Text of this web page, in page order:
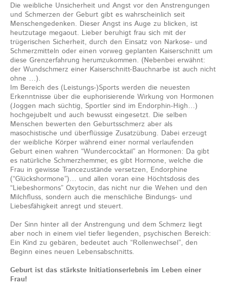
Die weibliche Unsicherheit und Angst vor den Anstrengungen
und Schmerzen der Geburt gibt es wahrscheinlich seit
Menschengedenken. Dieser Angst ins Auge zu blicken, ist
heutzutage megaout. Lieber beruhigt frau sich mit der
trügerischen Sicherheit, durch den Einsatz von Narkose- und
Schmerzmitteln oder einen vorweg geplanten Kaiserschnitt um
diese Grenzerfahrung herumzukommen. (Nebenbei erwähnt:
der Wundschmerz einer Kaiserschnitt-Bauchnarbe ist auch nicht
ohne …).
Im Bereich des (Leistungs-)Sports werden die neuesten
Erkenntnisse über die euphorisierende Wirkung von Hormonen
(Joggen mach süchtig, Sportler sind im Endorphin-High…)
hochgejubelt und auch bewusst eingesetzt. Die selben
Menschen bewerten den Geburtsschmerz aber als
masochistische und überflüssige Zusatzübung. Dabei erzeugt
der weibliche Körper während einer normal verlaufenden
Geburt einen wahren “Wundercocktail” an Hormonen: Da gibt
es natürliche Schmerzhemmer, es gibt Hormone, welche die
Frau in gewisse Trancezustände versetzen, Endorphine
(“Glückshormone”)… und allen voran eine Höchtsdosis des
“Liebeshormons” Oxytocin, das nicht nur die Wehen und den
Milchfluss, sondern auch die menschliche Bindungs- und
Liebesfähigkeit anregt und steuert.
Der Sinn hinter all der Anstrengung und dem Schmerz liegt
aber noch in einem viel tiefer liegenden, psychischen Bereich:
Ein Kind zu gebären, bedeutet auch “Rollenwechsel”, den
Beginn eines neuen Lebensabschnitts.
Geburt ist das stärkste Initiationserlebnis im Leben einer
Frau!